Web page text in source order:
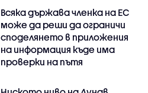
Всяка държава членка на ЕС
може да реши да ограничи
споделянето в приложения
на информация къде има
проверки на пътя